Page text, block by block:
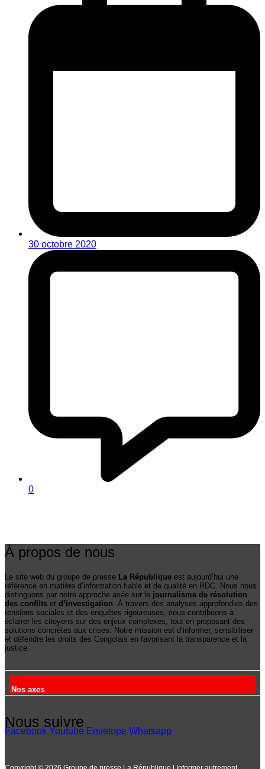
30 octobre 2020
0
À propos de nous
Le site web du groupe de presse La République est aujourd’hui une
référence en matière d’information fiable et de qualité en RDC. Nous nous
distinguons par notre approche axée sur le journalisme de résolution
des conflits et d’investigation . À travers des analyses approfondies des
tensions sociales et des enquêtes rigoureuses, nous contribuons à
éclairer les citoyens sur des enjeux complexes, tout en proposant des
solutions concrètes aux crises. Notre mission est d’informer, sensibiliser
et défendre les droits des Congolais en favorisant la transparence et la
justice.
Nos axes
Nous suivre
Facebook Youtube Envelope Whatsapp